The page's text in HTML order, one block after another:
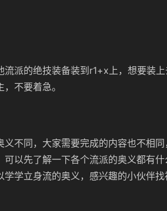
派的绝技装备装到r1+x上，想要装
不要着急。
不同，大家需要完成的内容也不相
以先了解一下各个流派的奥义都有什
学学立身流的奥义，感兴趣的小伙伴